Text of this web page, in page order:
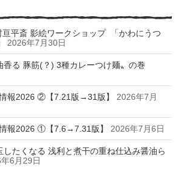
亘平斎 影絵ワークショップ 「かわにうつ
2026年7月30日
香る 豚筋(？) 3種カレーつけ麺〟の巻
報2026 ②【7.21版→31版】
2026年7月
報2026 ①【7.6→7.31版】 2026年7月6日
したくなる 浅利と煮干の重ね仕込み醤油ら
6月29日